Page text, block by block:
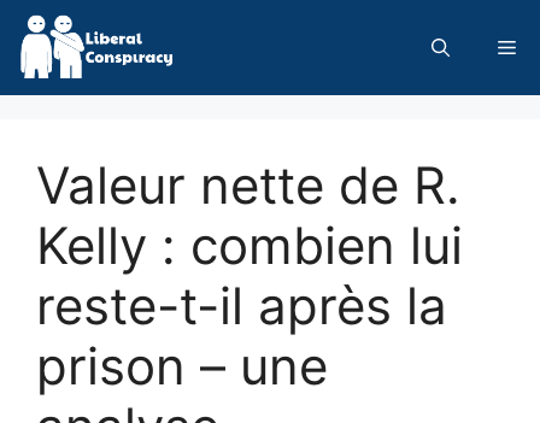
Skip
content
Valeur nette de R.
Kelly : combien lui
reste-t-il après la
prison – une